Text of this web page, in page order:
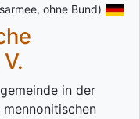
ohne Bund)
in der